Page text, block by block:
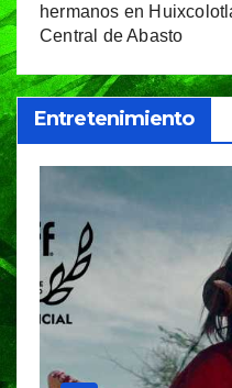
hermanos en
Central de Abasto
Entretenimiento